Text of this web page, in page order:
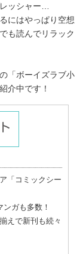
ッシャー…
にはやっぱり空想
も読んでリラック
「ボーイズラブ小
介中です！
「コミックシー
ガも多数！
えで新刊も続々